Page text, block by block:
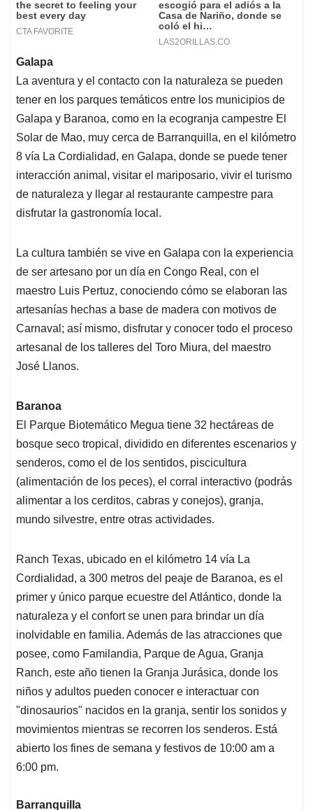
Galapa
La aventura y el contacto con la naturaleza se pueden
tener en los parques temáticos entre los municipios de
Galapa y Baranoa, como en la ecogranja campestre El
Solar de Mao, muy cerca de Barranquilla, en el kilómetro
8 vía La Cordialidad, en Galapa, donde se puede tener
interacción animal, visitar el mariposario, vivir el turismo
de naturaleza y llegar al restaurante campestre para
disfrutar la gastronomía local.
La cultura también se vive en Galapa con la experiencia
de ser artesano por un día en Congo Real, con el
maestro Luis Pertuz, conociendo cómo se elaboran las
artesanías hechas a base de madera con motivos de
Carnaval; así mismo, disfrutar y conocer todo el proceso
artesanal de los talleres del Toro Miura, del maestro
José Llanos.
Baranoa
El Parque Biotemático Megua tiene 32 hectáreas de
bosque seco tropical, dividido en diferentes escenarios y
senderos, como el de los sentidos, piscicultura
(alimentación de los peces), el corral interactivo (podrás
alimentar a los cerditos, cabras y conejos), granja,
mundo silvestre, entre otras actividades.
Ranch Texas, ubicado en el kilómetro 14 vía La
Cordialidad, a 300 metros del peaje de Baranoa, es el
primer y único parque ecuestre del Atlántico, donde la
naturaleza y el confort se unen para brindar un día
inolvidable en familia. Además de las atracciones que
posee, como Familandia, Parque de Agua, Granja
Ranch, este año tienen la Granja Jurásica, donde los
niños y adultos pueden conocer e interactuar con
"dinosaurios" nacidos en la granja, sentir los sonidos y
movimientos mientras se recorren los senderos. Está
abierto los fines de semana y festivos de 10:00 am a
6:00 pm.
Barranquilla